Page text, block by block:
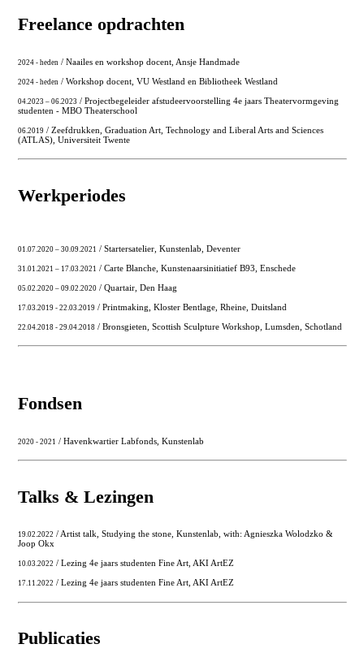
Freelance opdrachten
2024 - heden / Naailes en workshop docent, Ansje Handmade
2024 - heden / Workshop docent, VU Westland en Bibliotheek Westland
04.2023 – 06.2023 / Projectbegeleider afstudeervoorstelling 4e jaars Theatervormgeving
studenten - MBO Theaterschool
06.2019/ Zeefdrukken, Graduation Art, Technology and Liberal Arts and Sciences
(ATLAS), Universiteit Twente
Werkperiodes
01.07.2020 – 30.09.2021 / Startersatelier, Kunstenlab, Deventer
31.01.2021 – 17.03.2021 / Carte Blanche, Kunstenaarsinitiatief B93, Enschede
05.02.2020 – 09.02.2020/ Quartair, Den Haag
17.03.2019 - 22.03.2019/ Printmaking, Kloster Bentlage, Rheine, Duitsland
22.04.2018 - 29.04.2018 / Bronsgieten, Scottish Sculpture Workshop, Lumsden, Schotland
Fondsen
2020 - 2021 / Havenkwartier Labfonds, Kunstenlab
Talks & Lezingen
19.02.2022 / Artist talk, Studying the stone, Kunstenlab, with: Agnieszka Wolodzko &
Joop Okx
10.03.2022 / Lezing 4e jaars studenten Fine Art, AKI ArtEZ
17.11.2022 / Lezing 4e jaars studenten Fine Art, AKI ArtEZ
Publicaties